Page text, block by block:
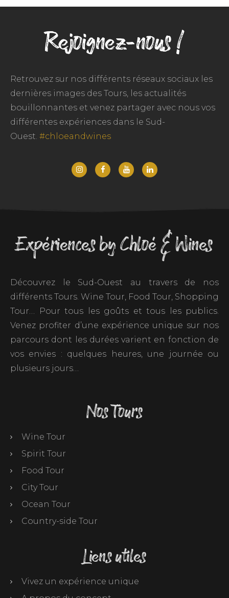
Rejoignez-nous !
Retrouvez sur nos différents réseaux sociaux les
dernières images des Tours, les actualités
bouillonnantes et venez partager avec nous vos
différentes expériences dans le Sud-
Ouest. #chloeandwines
Expériences by Chloé & Wines
Découvrez le Sud-Ouest au travers de nos
différents Tours. Wine Tour, Food Tour, Shopping
Tour… Pour tous les goûts et tous les publics.
Venez profiter d’une expérience unique sur nos
parcours dont les durées varient en fonction de
vos envies : quelques heures, une journée ou
plusieurs jours…
Nos Tours
Wine Tour
Spirit Tour
Food Tour
City Tour
Ocean Tour
Country-side Tour
Liens utiles
Vivez un expérience unique